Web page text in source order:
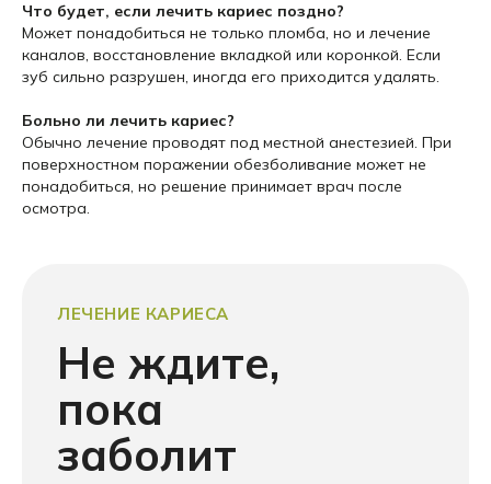
Что будет, если лечить кариес поздно?
Может понадобиться не только пломба, но и лечение
каналов, восстановление вкладкой или коронкой. Если
зуб сильно разрушен, иногда его приходится удалять.
Больно ли лечить кариес?
Обычно лечение проводят под местной анестезией. При
поверхностном поражении обезболивание может не
понадобиться, но решение принимает врач после
осмотра.
ЛЕЧЕНИЕ КАРИЕСА
Не ждите,
пока
заболит